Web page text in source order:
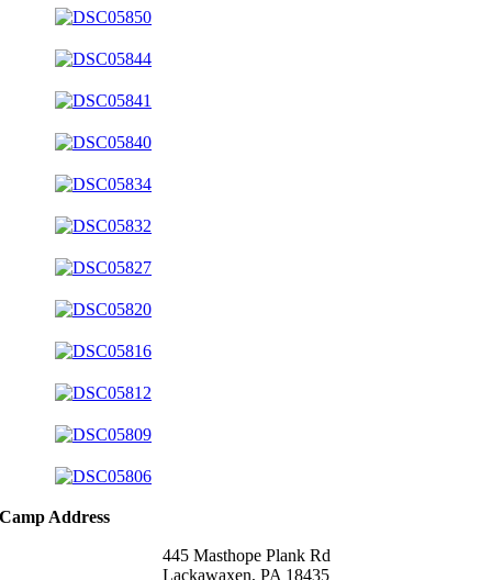
Camp Address
445 Masthope Plank Rd
Lackawaxen, PA 18435